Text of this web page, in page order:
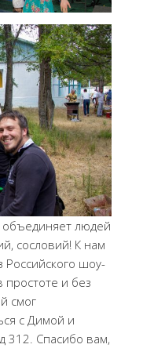
людей
сословий! К нам
шоу-
простоте и без
смог
с Димой и
312. Спасибо вам,